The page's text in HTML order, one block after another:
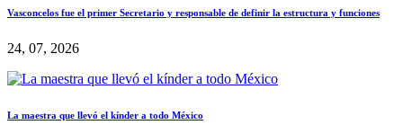
Vasconcelos fue el primer Secretario y responsable de definir la estructura y funciones
24, 07, 2026
La maestra que llevó el kínder a todo México